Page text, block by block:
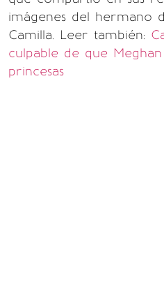
imágenes del hermano
Camilla. Leer también:
culpable de que
princesas